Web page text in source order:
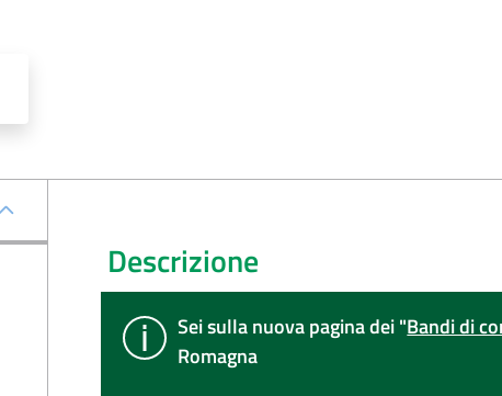
Descrizione
Sei sulla nuova pagina dei "Bandi di
Romagna